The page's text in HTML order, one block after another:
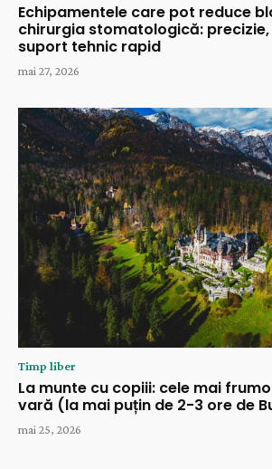
Echipamentele care pot reduce
chirurgia stomatologică:
suport tehnic rapid
mai 27, 2026
Timp liber
La munte cu copiii: cele mai
vară (la mai puțin de 2-3 ore de
mai 25, 2026